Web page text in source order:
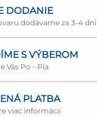
DODANIE
dodávame za 3-4 dni
S VÝBEROM
Vás Po - Pia
PLATBA
viac informácií